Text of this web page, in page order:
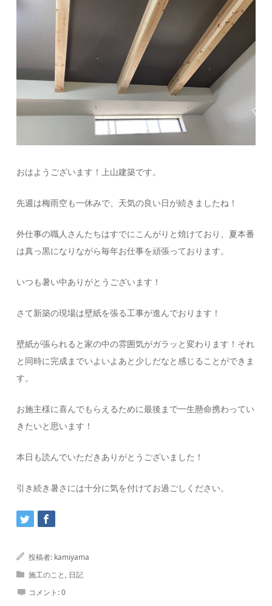
おはようございます！上山建築です。
先週は梅雨空も一休みで、天気の良い日が続きましたね！
外仕事の職人さんたちはすでにこんがりと焼けており、夏本番
は真っ黒になりながら毎年お仕事を頑張っております。
いつも暑い中ありがとうございます！
さて新築の現場は壁紙を張る工事が進んでおります！
壁紙が張られると家の中の雰囲気がガラッと変わります！それ
と同時に完成までいよいよあと少しだなと感じることができま
す。
お施主様に喜んでもらえるために最後まで一生懸命携わってい
きたいと思います！
本日も読んでいただきありがとうございました！
引き続き暑さには十分に気を付けてお過ごしください。
投稿者: kamiyama
施工のこと , 日記
コメント:0